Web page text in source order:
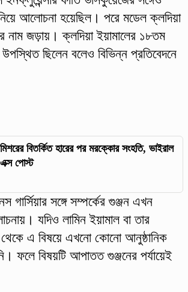
আলোচনা হয়েছিল। পরে মডেল ক্লদিয়া
নাম জড়ায়। ক্লদিয়া ইয়ামালের ১৮তম
উপস্থিত ছিলেন বলেও বিভিন্ন প্রতিবেদনে
মিশরের বিতর্কিত হারের পর মরক্কোর সংহতি, ভাইরাল
এক্স পোস্ট
গার্সিয়ার সঙ্গে সম্পর্কের গুঞ্জন এখন
যদিও লামিন ইয়ামাল বা তার
থেকে এ বিষয়ে এখনো কোনো আনুষ্ঠানিক
ফলে বিষয়টি আপাতত গুঞ্জনের পর্যায়েই